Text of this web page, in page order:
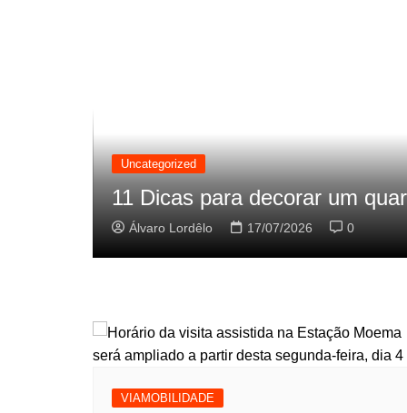
Uncategorized
11 Dicas para decorar um
Álvaro Lordêlo 17/07/2026 0
VIAMOBILIDADE